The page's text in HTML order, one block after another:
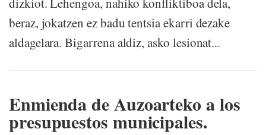
beraz, jokatzen ez badu tentsia ekarri dezake
aldagelara. Bigarrena aldiz, asko lesionat...
Enmienda de Auzoarteko a los
presupuestos municipales.